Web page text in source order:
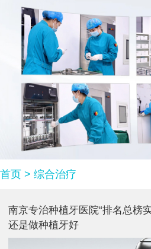
首页 > 综合治疗
南京专治种植牙医院“排名总榜
还是做种植牙好